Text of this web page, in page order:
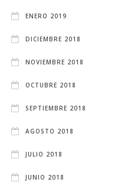
ENERO 2019
DICIEMBRE 2018
NOVIEMBRE 2018
OCTUBRE 2018
SEPTIEMBRE 2018
AGOSTO 2018
JULIO 2018
JUNIO 2018